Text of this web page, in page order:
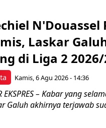
N'Douassel
Laskar
di Liga 2
Kamis, 6 Agu 2026 - 14:36
EKSPRES – Kabar yang
Galuh akhirnya terjawab